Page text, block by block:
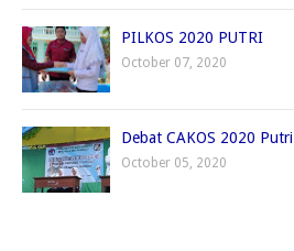
PILKOS 2020 PUTRI
October 07, 2020
Debat CAKOS 2020 Putri
October 05, 2020